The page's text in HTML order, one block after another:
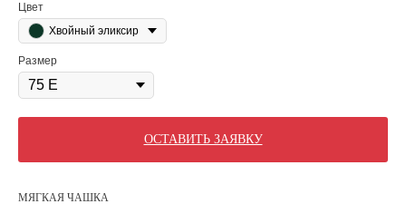
Цвет
Хвойный эликсир
Размер
ОСТАВИТЬ ЗАЯВКУ
МЯГКАЯ ЧАШКА